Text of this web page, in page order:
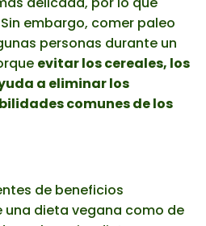
embargo, comer paleo
personas durante un
evitar los cereales, los
a eliminar los
comunes de los
de beneficios
dieta vegana como de